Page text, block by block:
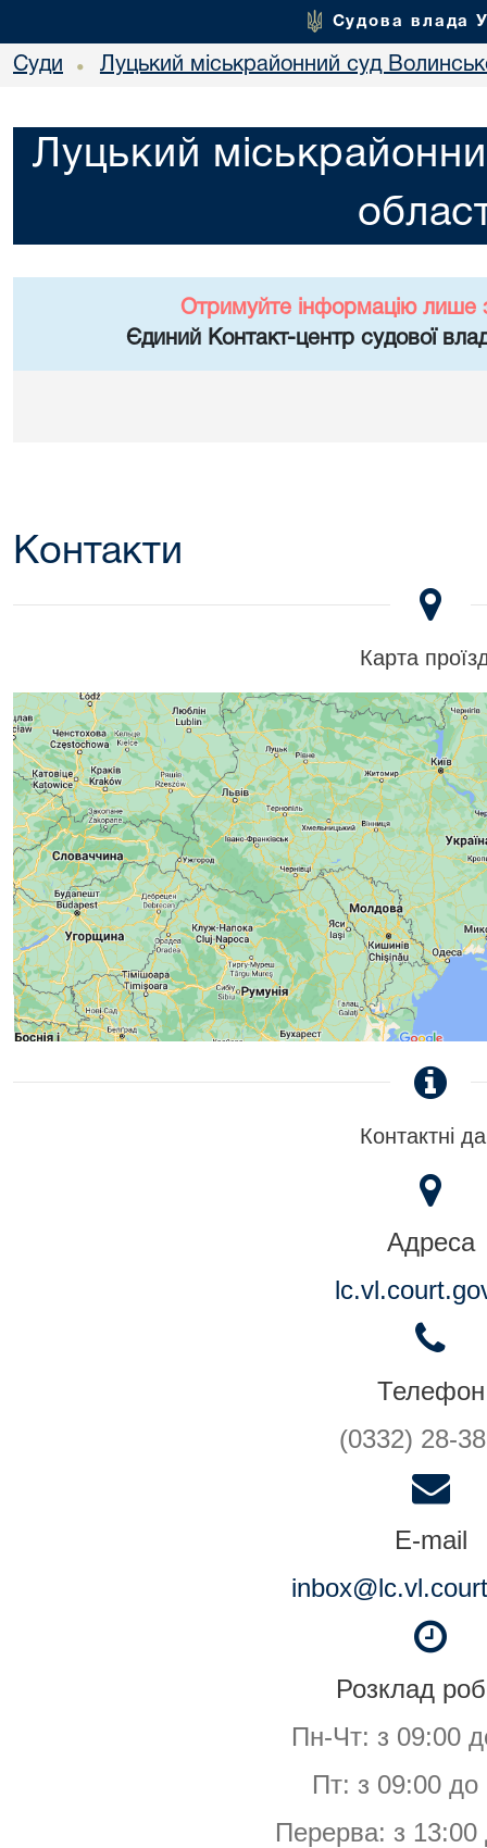
Судова влада
Суди • Луцький міськрайонний суд
Луцький
Отримуйте інформацію лише
Єдиний Контакт-центр судової
Контакти
Карта
Контактні
Адреса
Телефон
(0332) 28-
E-mail
Розклад
Пн-Чт: з 09:00
Пт: з 09:00 до
Перерва: з 13:00